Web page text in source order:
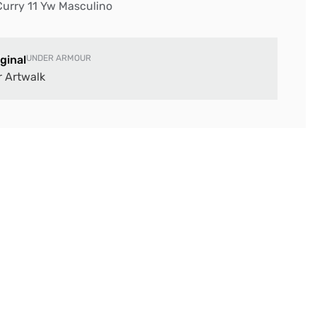
11 Yw Masculino
UNDER ARMOUR
Artwalk